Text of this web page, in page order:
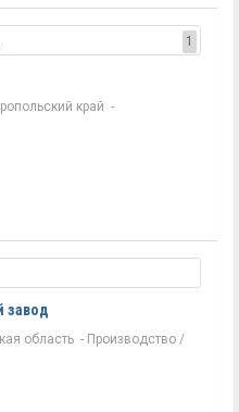
1
край -
завод
область - Производство /